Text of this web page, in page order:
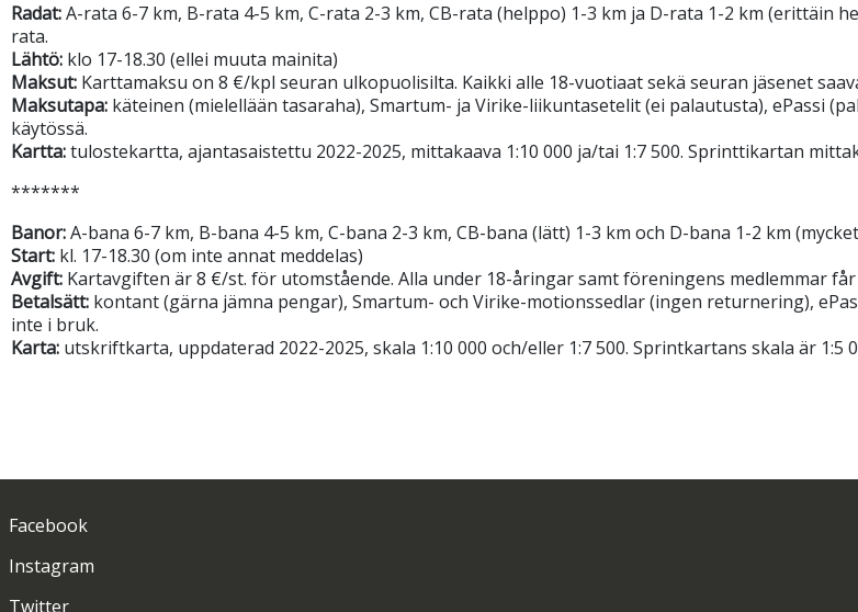
Radat:A-rata 6-7 km, B-rata 4-5 km, C-rata 2-3 km, CB-rata (helppo) 1-3 km ja D-rata 1-2 km
rata.
Lähtö: klo 17-18.30 (ellei muuta mainita)
Maksut: Karttamaksu on 8 €/kpl seuran ulkopuolisilta. Kaikki alle 18-vuotiaat sekä seuran jäsenet
Maksutapa: käteinen (mielellään tasaraha), Smartum- ja Virike-liikuntasetelit (ei palautusta), ePassi
käytössä.
Kartta:tulostekartta, ajantasaistettu 2022-2025, mittakaava 1:10 000 ja/tai 1:7 500. Sprinttikartan
*******
Banor:A-bana 6-7 km, B-bana 4-5 km, C-bana 2-3 km, CB-bana (lätt) 1-3 km och D-bana 1-2 km
Start: kl. 17-18.30 (om inte annat meddelas)
Avgift: Kartavgiften är 8 €/st. för utomstående. Alla under 18-åringar samt föreningens medlemmar
Betalsätt: kontant (gärna jämna pengar), Smartum- och Virike-motionssedlar (ingen returnering),
inte i bruk.
Karta: utskriftkarta, uppdaterad 2022-2025, skala 1:10 000 och/eller 1:7 500. Sprintkartans skala är 1:5
Facebook
Instagram
Twitter